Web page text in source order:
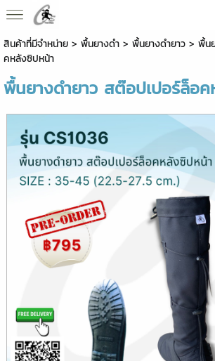
สินค้าที่มีจำหน่าย> พื้นยางดำ> พื้นยางดำยาว> พื้นย
คหลังซิปหน้า
พื้นยางดำยาว สต๊อปเปอร์ล็อ